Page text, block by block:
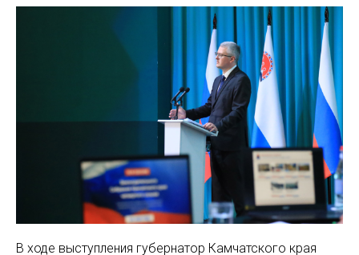
В ходе выступления губернатор Камчатского края